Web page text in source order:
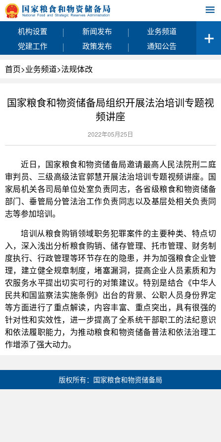
机构设置 | 新闻发布 |
业务频道
党建工作
| 政策发布 | 通知公告
首页>业务频道>法规体改
国家粮食和物资储备局组织开展法治培训专题视
频讲座
2022年05月25日
近日，国家粮食和物资储备局邀请最高人民法院刑二庭
审判员、三级高级法官郭慧开展法治培训专题视频讲座。国
家局机关各司局单位处室负责同志，各省级粮食和物资储备
部门、垂管局分管法治工作负责同志以及基层处相关负责同
志等参加培训。
培训从粮食购销领域职务犯罪案件的主要种类、特点切
入，深入浅出分析粮食购销、储存管理、托市管理、财务制
度执行、行政管理等环节存在的隐患，并为加强粮食企业管
理，建立健全规章制度，堵塞漏洞，提高企业人员素质和为
农服务水平提出切实可行的对策建议。特别是结合《中华人
民共和国监察法实施条例》出台的背景、公职人员身份界定
等方面进行了重点解读，内容丰富、重点突出，具有很强的
针对性和实效性，进一步提高了全系统干部职工的法纪意识
和依法履职能力，为推动粮食和物资储备普法和依法治理工
作增添了强大动力。
版权所有：国家粮食和物资储备局